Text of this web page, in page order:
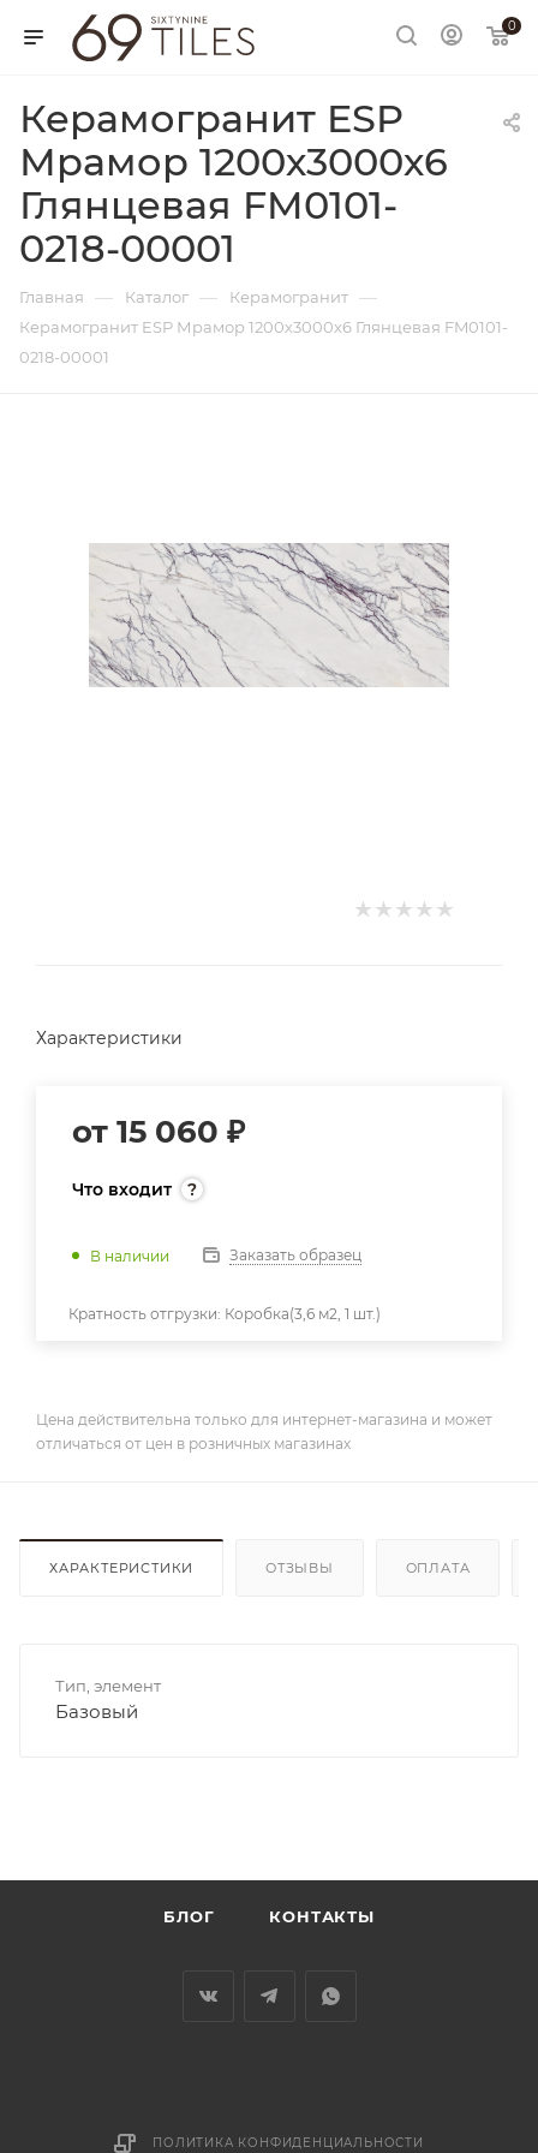
0
Керамогранит ESP
Мрамор 1200х3000х6
Глянцевая FM0101-
0218-00001
Главная — Каталог — Керамогранит —
Керамогранит ESP Мрамор 1200х3000х6 Глянцевая FM0101-
0218-00001
Характеристики
от 15 060 ₽
Что входит
В наличии Заказать образец
Кратность отгрузки: Коробка(3,6 м2, 1 шт.)
Цена действительна только для интернет-магазина и может
отличаться от цен в розничных магазинах
ХАРАКТЕРИСТИКИ ОТЗЫВЫ ОПЛАТА
Тип, элемент
Базовый
БЛОГ КОНТАКТЫ
ПОЛИТИКА КОНФИДЕНЦИАЛЬНОСТИ